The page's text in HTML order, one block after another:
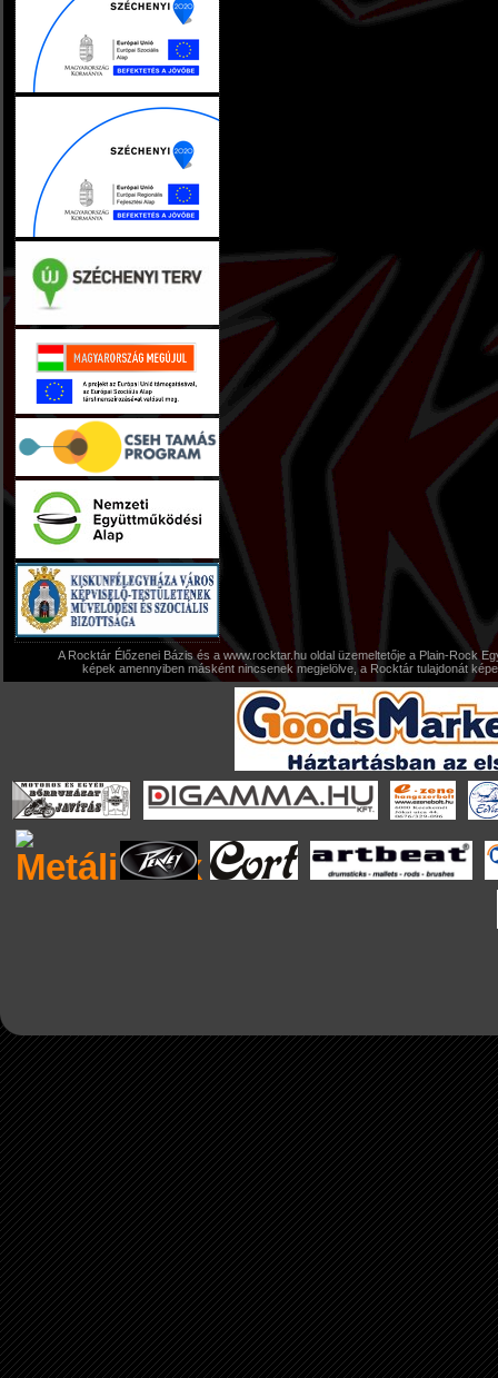
A Rocktár Élőzenei Bázis és a www.rocktar.hu oldal üzemeltetője a Plain-Rock
képek amennyiben másként nincsenek megjelölve, a Rocktár tulajdonát